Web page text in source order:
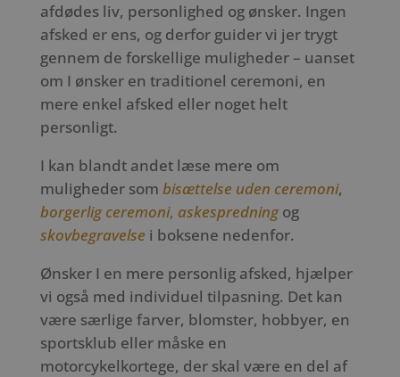
afdødes liv, personlighed og ønsker. Ingen
afsked er ens, og derfor guider vi jer trygt
gennem de forskellige muligheder – uanset
om I ønsker en traditionel ceremoni, en
mere enkel afsked eller noget helt
personligt.
I kan blandt andet læse mere om
muligheder som bisættelse uden ceremoni,
borgerlig ceremoni, askespredningog
skovbegravelse i boksene nedenfor.
Ønsker I en mere personlig afsked, hjælper
vi også med individuel tilpasning. Det kan
være særlige farver, blomster, hobbyer, en
sportsklub eller måske en
motorcykelkortege, der skal være en del af